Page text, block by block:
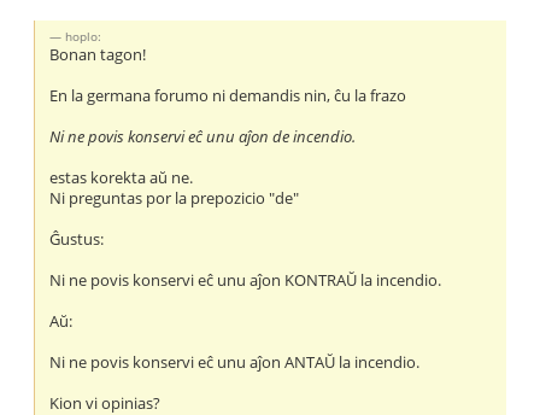
hoplo:
Bonan tagon!
En la germana forumo ni demandis nin, ĉu la frazo
Ni ne povis konservi eĉ unu aĵon de incendio.
estas korekta aŭ ne.
Ni preguntas por la prepozicio "de"
Ĝustus:
Ni ne povis konservi eĉ unu aĵon KONTRAŬ la incendio.
Aŭ:
Ni ne povis konservi eĉ unu aĵon ANTAŬ la incendio.
Kion vi opinias?